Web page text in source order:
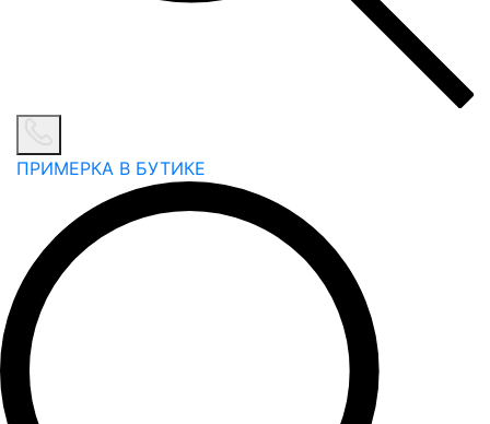
ПРИМЕРКА В БУТИКЕ